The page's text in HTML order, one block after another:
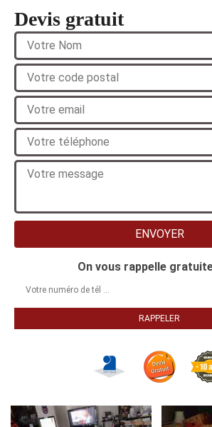
Devis gratuit
On vous rappelle